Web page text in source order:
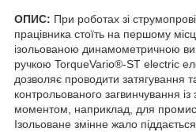
ОПИС: При роботах зі
працівника стоїть на першому
ізольованою динамометричною
ручкою TorqueVario®-ST electric
дозволяє проводити затягування
контрольованого загвинчування
моментом, наприклад, для
Ізольоване змінне жало